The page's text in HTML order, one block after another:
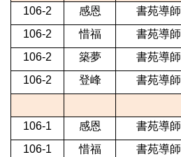
106-2 感恩 書苑導師
106-2
惜福 書苑導師
106-2
築夢 書苑導師
106-2
登峰 書苑導師
106-1 感恩 書苑導師
106-1
惜福 書苑導師